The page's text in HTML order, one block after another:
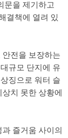
문을 제기하고
결책에 열려 있
전을 보장하는
규모 단지에 유
징으로 워터 슬
치 못한 상황에
즐거움 사이의